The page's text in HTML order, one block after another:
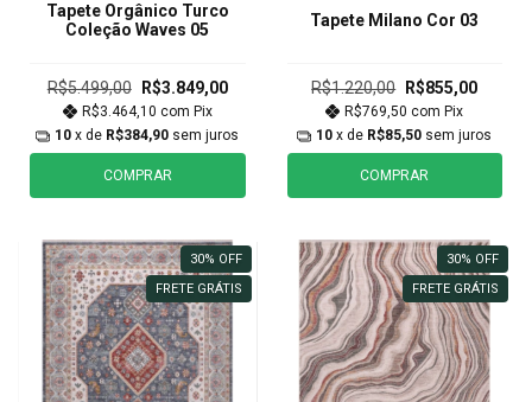
Tapete Orgânico Turco
Coleção Waves 05
R$5.499,00 R$3.849,00
R$3.464,10 com Pix
10 x de R$384,90 sem juros
COMPRAR
Tapete Milano Cor 03
R$1.220,00 R$855,00
R$769,50com Pix
10 x de R$85,50 sem juros
COMPRAR
30% OFF
FRETE GRÁTIS
30% OFF
FRETE GRÁTIS